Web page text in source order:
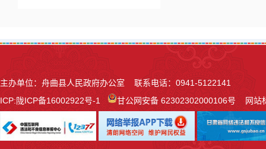
主办单位：舟曲县人民政府办公室 联系电话：0941-5122141
ICP:陇ICP备16002922号-1 甘公网安备 62302302000106号网站